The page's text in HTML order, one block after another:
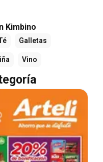
Kimbino
Galletas
Vino